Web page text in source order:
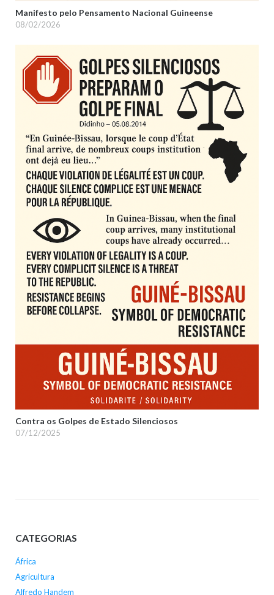
Manifesto pelo Pensamento Nacional Guineense
08/02/2026
Contra os Golpes de Estado Silenciosos
07/12/2025
CATEGORIAS
África
Agricultura
Alfredo Handem